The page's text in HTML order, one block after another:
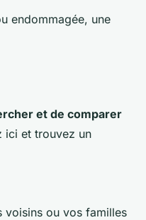
endommagée, une
et de comparer
ici et trouvez un
voisins ou vos familles